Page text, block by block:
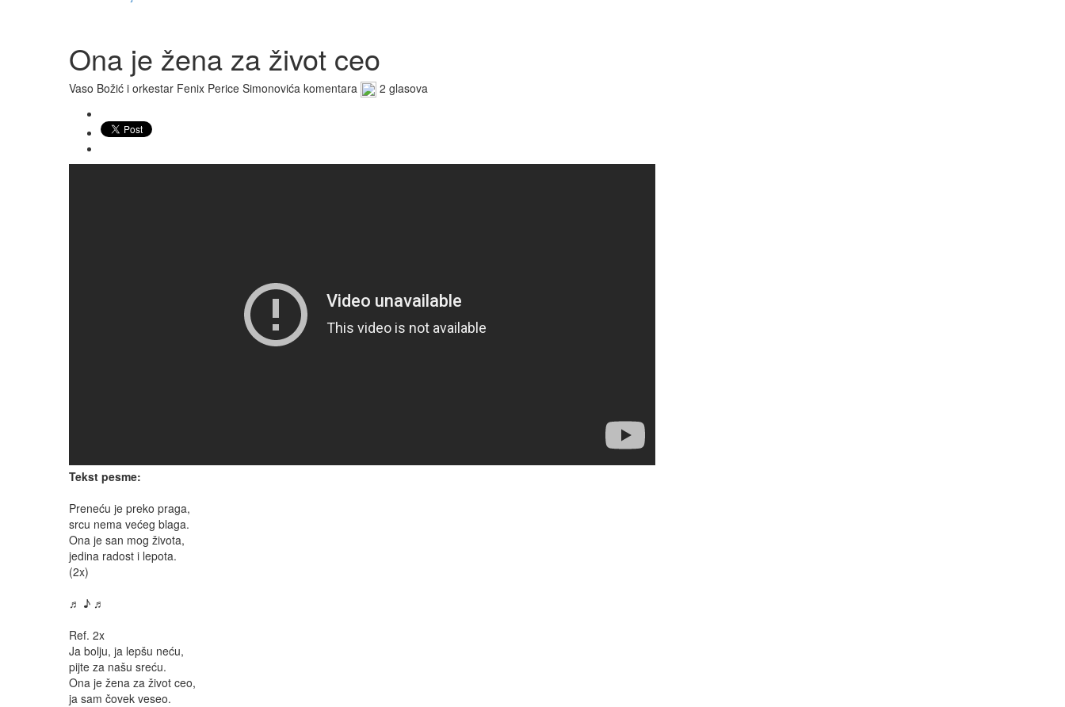
Ona je žena za život ceo
Vaso Božić i orkestar Fenix Perice Simonovića komentara 2 glasova
Tekst pesme:
Preneću je preko praga,
srcu nema većeg blaga.
Ona je san mog života,
jedina radost i lepota.
(2x)
♬ ♪ ♬
Ref. 2x
Ja bolju, ja lepšu neću,
pijte za našu sreću.
Ona je žena za život ceo,
ja sam čovek veseo.